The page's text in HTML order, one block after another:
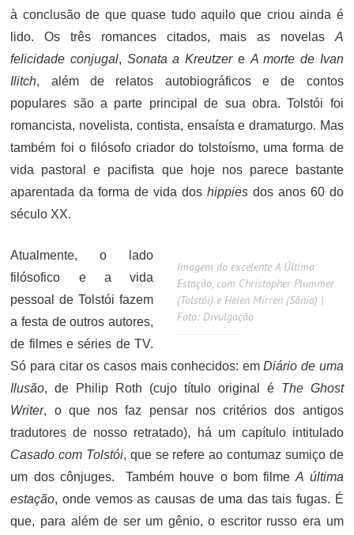
à conclusão de que quase tudo aquilo que criou ainda é
lido. Os três romances citados, mais as novelas A
felicidade conjugal, Sonata a Kreutzere A morte de Ivan
Ilitch, além de relatos autobiográficos e de contos
populares são a parte principal de sua obra. Tolstói foi
romancista, novelista, contista, ensaísta e dramaturgo. Mas
também foi o filósofo criador do tolstoísmo, uma forma de
vida pastoral e pacifista que hoje nos parece bastante
aparentada da forma de vida dos hippiesdos anos 60 do
século XX.
Imagem do excelente A Última
Estação, com Christopher Plummer
(Tolstói) e Helen Mirren (Sônia) |
Foto: Divulgação
Atualmente, o lado
filósofico e a vida
pessoal de Tolstói fazem
a festa de outros autores,
de filmes e séries de TV.
Só para citar os casos mais conhecidos: emDiário de uma
Ilusão, de Philip Roth (cujo título original é The Ghost
Writer, o que nos faz pensar nos critérios dos antigos
tradutores de nosso retratado), há um capítulo intitulado
Casado com Tolstói, que se refere ao contumaz sumiço de
um dos cônjuges. Também houve o bom filmeA última
estação, onde vemos as causas de uma das tais fugas. É
que, para além de ser um gênio, o escritor russo era um